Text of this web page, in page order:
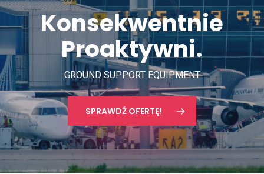
Konsekwentnie
Proaktywni.
GROUND SUPPORT EQUIPMENT
SPRAWDŹ OFERTĘ!
Nazwa firmy